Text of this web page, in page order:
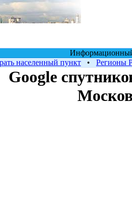
Информационный
населенный пункт • Регионы
Google